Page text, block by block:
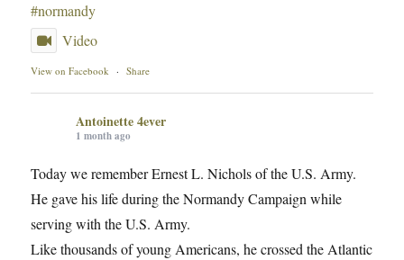
#normandy
Video
View on Facebook · Share
Antoinette 4ever
1 month ago
Today we remember Ernest L. Nichols of the U.S. Army.
He gave his life during the Normandy Campaign while
serving with the U.S. Army.
Like thousands of young Americans, he crossed the Atlantic